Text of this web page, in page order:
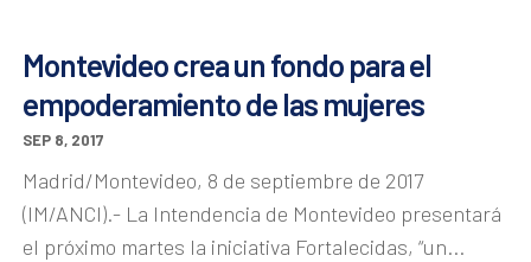
Montevideo crea un fondo para el
empoderamiento de las mujeres
SEP 8, 2017
Madrid/Montevideo, 8 de septiembre de 2017
(IM/ANCI).- La Intendencia de Montevideo presentará
el próximo martes la iniciativa Fortalecidas, “un...